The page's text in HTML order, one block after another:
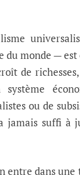
du monde —
de
ou de
jamais suffi
entre dans